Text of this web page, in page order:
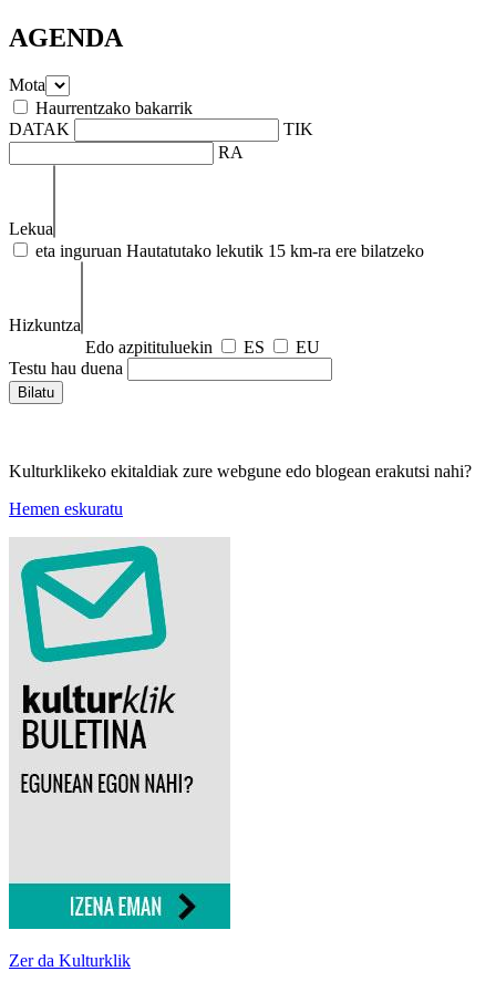
AGENDA
Mota
Haurrentzako bakarrik
DATAK
TIK
RA
Lekua
eta inguruan Hautatutako lekutik 15 km-ra ere bilatzeko
Hizkuntza
Edo azpitituluekin
ES
EU
Testu hau duena
Kulturklikeko ekitaldiak zure webgune edo blogean erakutsi nahi?
Hemen eskuratu
Zer da Kulturklik